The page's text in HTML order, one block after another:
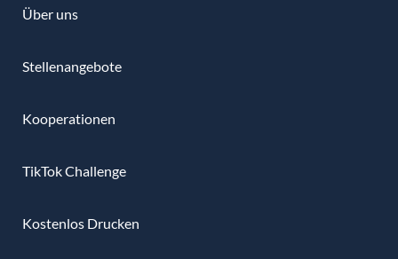
Über uns
Stellenangebote
Kooperationen
TikTok Challenge
Kostenlos Drucken